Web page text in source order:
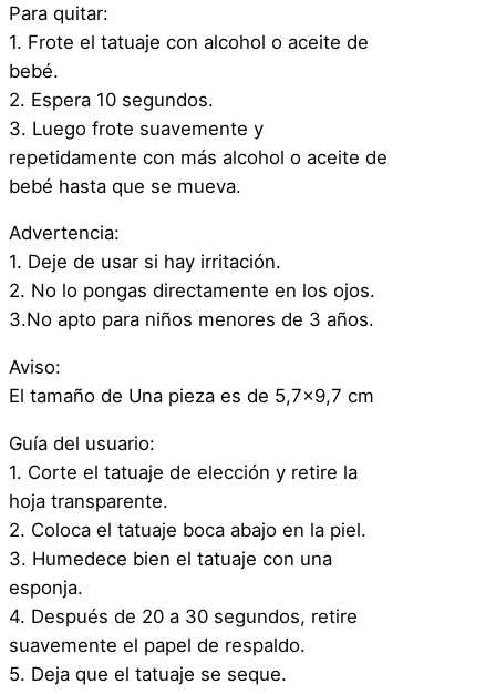
o
w
e
e
n
C
o
s
p
a
D
i
f
r
a
z
–
H
e
r
i
Para quitar:
1. Frote el tatuaje con alcohol o aceite de
bebé.
2. Espera 10 segundos.
3. Luego frote suavemente y
repetidamente con más alcohol o aceite de
bebé hasta que se mueva.
Advertencia:
1. Deje de usar si hay irritación.
2. No lo pongas directamente en los ojos.
3.No apto para niños menores de 3 años.
Aviso:
El tamaño de Una pieza es de 5,7×9,7 cm
Guía del usuario:
1. Corte el tatuaje de elección y retire la
hoja transparente.
2. Coloca el tatuaje boca abajo en la piel.
3. Humedece bien el tatuaje con una
esponja.
4. Después de 20 a 30 segundos, retire
suavemente el papel de respaldo.
5. Deja que el tatuaje se seque.